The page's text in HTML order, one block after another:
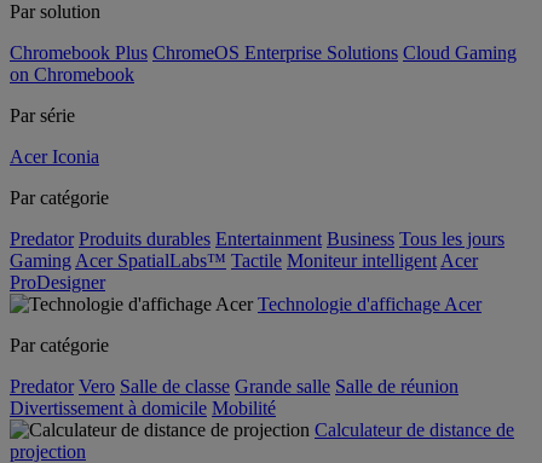
Par solution
Chromebook Plus ChromeOS Enterprise Solutions Cloud Gaming
on Chromebook
Par série
Acer Iconia
Par catégorie
Predator Produits durables Entertainment Business Tous les jours
Gaming Acer SpatialLabs™ Tactile Moniteur intelligent Acer
ProDesigner
Technologie d'affichage Acer
Par catégorie
Predator Vero Salle de classe Grande salle Salle de réunion
Divertissement à domicile Mobilité
Calculateur de distance de
projection